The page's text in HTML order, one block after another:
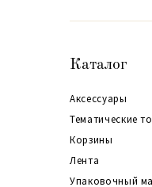
Каталог
Аксессуары
Тематические
Корзины
Лента
Упаковочный